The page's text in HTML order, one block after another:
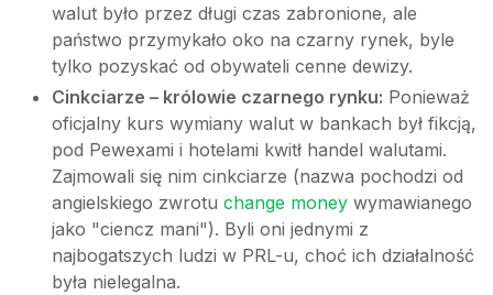
walut było przez długi czas zabronione, ale
państwo przymykało oko na czarny rynek, byle
tylko pozyskać od obywateli cenne dewizy.
Cinkciarze – królowie czarnego rynku: Ponieważ
oficjalny kurs wymiany walut w bankach był fikcją,
pod Pewexami i hotelami kwitł handel walutami.
Zajmowali się nim cinkciarze (nazwa pochodzi od
angielskiego zwrotu change money wymawianego
jako "ciencz mani"). Byli oni jednymi z
najbogatszych ludzi w PRL-u, choć ich działalność
była nielegalna.